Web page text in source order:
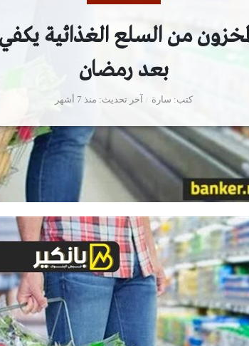
من السلع الغذائية
بعد رمضان
كتب سارة آخر تحديث منذ 7 أشهر